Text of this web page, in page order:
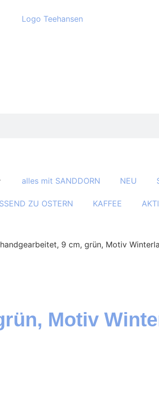
alles mit SANDDORN NEU
ZU OSTERN KAFFEE
9 cm, grün, Motiv
Motiv